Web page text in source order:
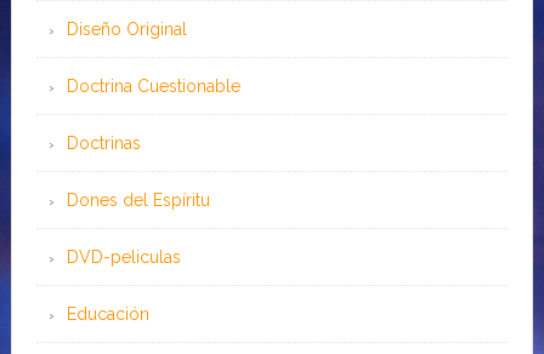
Diseño Original
Doctrina Cuestionable
Doctrinas
Dones del Espíritu
DVD-peliculas
Educación